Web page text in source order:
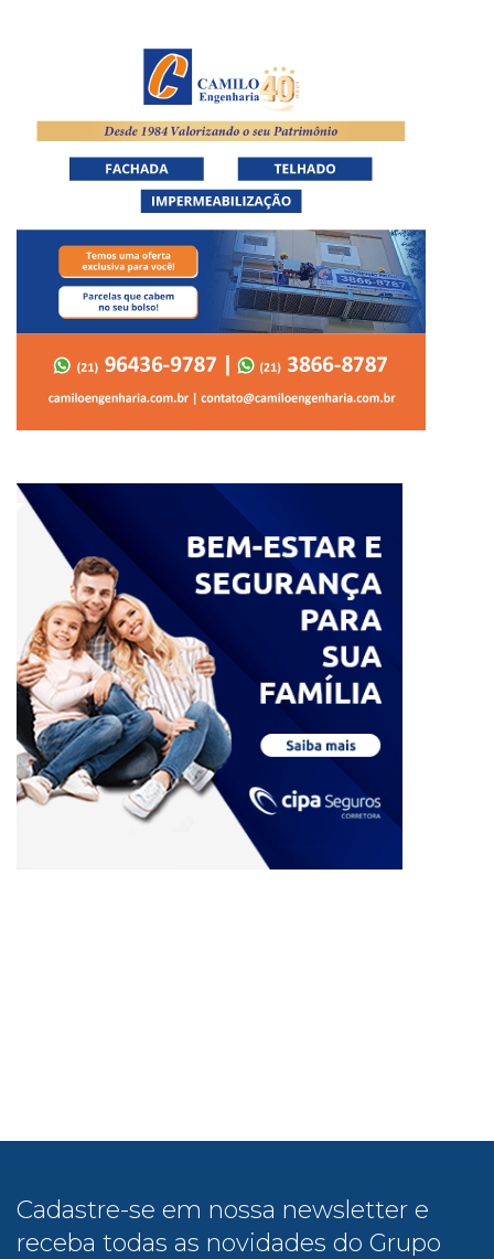
Cadastre-se em nossa newsletter e
receba todas as novidades do Grupo